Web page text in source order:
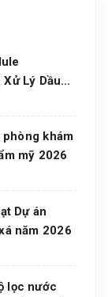
Lý Dầu
khám
mỹ 2026
Dự án
năm 2026
lọc nước